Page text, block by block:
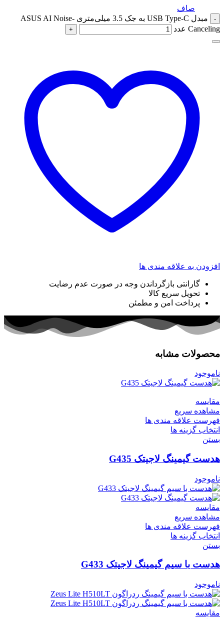
صاف
مبدل USB Type-C به جک 3.5 میلی‌متری ASUS AI Noise-
Canceling عدد
افزودن به علاقه مندی ها
گارانتی بازگرداندن وجه در صورت عدم رضایت
تحویل سریع کالا
پرداخت امن و مطمئن
محصولات مشابه
ناموجود
مقایسه
مشاهده سریع
فهرست علاقه مندی ها
انتخاب گزینه ها
بستن
هدست گیمینگ لاجیتک G435
ناموجود
مقایسه
مشاهده سریع
فهرست علاقه مندی ها
انتخاب گزینه ها
بستن
هدست با سیم گیمینگ لاجیتک G433
ناموجود
مقایسه